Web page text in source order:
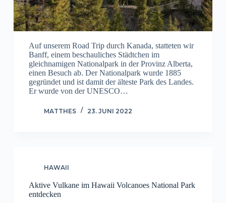
Auf unserem Road Trip durch Kanada, statteten wir
Banff, einem beschauliches Städtchen im
gleichnamigen Nationalpark in der Provinz Alberta,
einen Besuch ab. Der Nationalpark wurde 1885
gegründet und ist damit der älteste Park des Landes.
Er wurde von der UNESCO…
MATTHES 23. JUNI 2022
HAWAII
Aktive Vulkane im Hawaii Volcanoes National Park
entdecken